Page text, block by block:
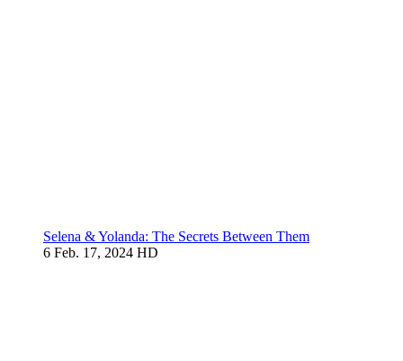
Selena & Yolanda: The Secrets Between Them
6 Feb. 17, 2024 HD